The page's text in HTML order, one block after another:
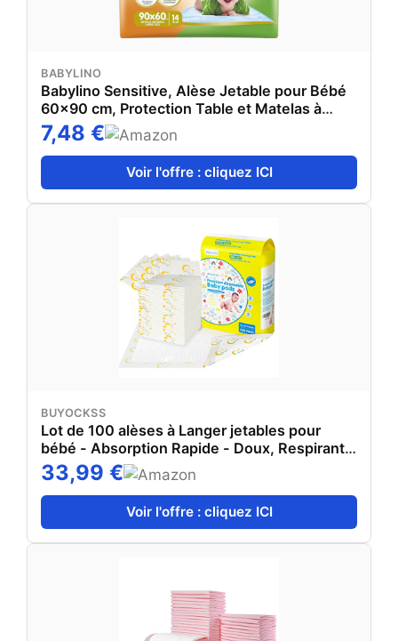
BABYLINO
Babylino Sensitive, Alèse Jetable pour Bébé
60x90 cm, Protection Table et Matelas à
Langer Bébé, Traverses lit avec Absorption
supplémentaire, 14 unités
7,48 €
Voir l'offre : cliquez ICI
BUYOCKSS
Lot de 100 alèses à Langer jetables pour
bébé - Absorption Rapide - Doux, Respirant,
imperméable - Anti-Fuite - 33 x 45,7 cm
33,99 €
Voir l'offre : cliquez ICI